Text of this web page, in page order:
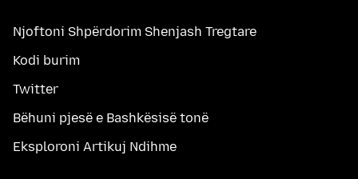
Njoftoni Shpërdorim Shenjash Tregtare
Kodi burim
Twitter
Bëhuni pjesë e Bashkësisë tonë
Eksploroni Artikuj Ndihme